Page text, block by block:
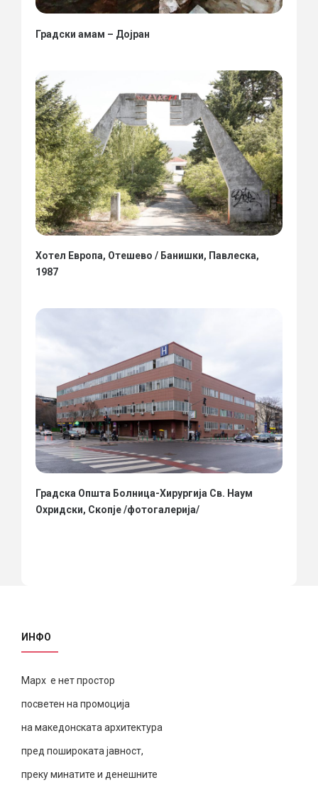
Градски амам – Дојран
Хотел Европа, Отешево / Банишки, Павлеска,
1987
Градска Општа Болница-Хирургија Св. Наум
Охридски, Скопје /фотогалерија/
ИНФО
Марх е нет простор
посветен на промоција
на македонската архитектура
пред пошироката јавност,
преку минатите и денешните